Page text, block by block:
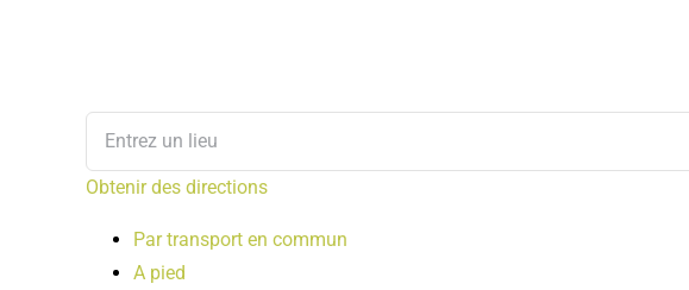
Obtenir des directions
Par transport en commun
A pied